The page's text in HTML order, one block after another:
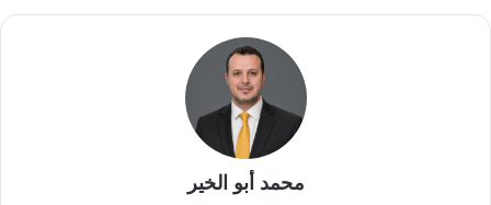
محمد أبو الخير